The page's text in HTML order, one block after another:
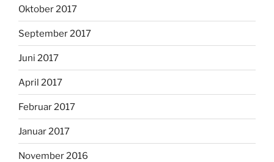
Oktober 2017
September 2017
Juni 2017
April 2017
Februar 2017
Januar 2017
November 2016